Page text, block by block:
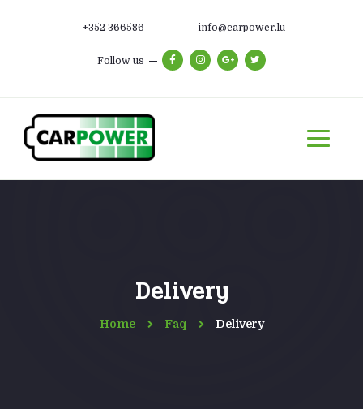
+352 366586 info@carpower.lu
Follow us
Delivery
Home Faq Delivery